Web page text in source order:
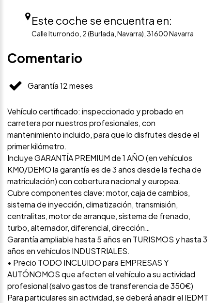
Este coche se encuentra en:
Calle Iturrondo, 2 (Burlada, Navarra), 31600 Navarra
Comentario
Garantía 12 meses
Vehículo certificado: inspeccionado y probado en
carretera por nuestros profesionales, con
mantenimiento incluido, para que lo disfrutes desde el
primer kilómetro.
Incluye GARANTÍA PREMIUM de 1 AÑO (en vehículos
KM0/DEMO la garantía es de 3 años desde la fecha de
matriculación) con cobertura nacional y europea.
Cubre componentes clave: motor, caja de cambios,
sistema de inyección, climatización, transmisión,
centralitas, motor de arranque, sistema de frenado,
turbo, alternador, diferencial, dirección…
Garantía ampliable hasta 5 años en TURISMOS y hasta 3
años en vehículos INDUSTRIALES.
• Precio TODO INCLUIDO para EMPRESAS Y
AUTÓNOMOS que afecten el vehículo a su actividad
profesional (salvo gastos de transferencia de 350€)
Para particulares sin actividad, se deberá añadir el IEDMT